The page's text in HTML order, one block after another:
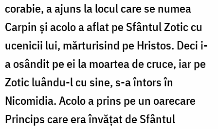
corabie, a ajuns la locul care se numea
Carpin şi acolo a aflat pe Sfântul Zotic cu
ucenicii lui, mărturisind pe Hristos. Deci i-
a osândit pe ei la moartea de cruce, iar pe
Zotic luându-l cu sine, s-a întors în
Nicomidia. Acolo a prins pe un oarecare
Princips care era învăţat de Sfântul